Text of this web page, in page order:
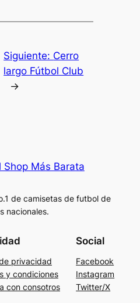
Siguiente: Cerro
largo Fútbol Club
→
Más Barata
de camisetas de futbol de
nacionales.
privacidad
y condiciones
con consotros
Social
Facebook
Instagram
Twitter/X